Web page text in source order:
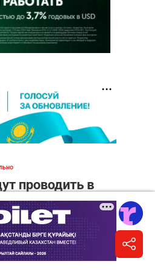
проводить в
с 1 сентября. Чем их
Написать автору